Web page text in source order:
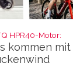
HPR40-Motor:
kommen mit